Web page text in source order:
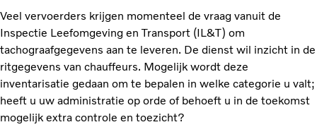
Veel vervoerders krijgen momenteel de vraag vanuit de
Inspectie Leefomgeving en Transport (IL&T) om
tachograafgegevens aan te leveren. De dienst wil inzicht in de
ritgegevens van chauffeurs. Mogelijk wordt deze
inventarisatie gedaan om te bepalen in welke categorie u valt;
heeft u uw administratie op orde of behoeft u in de toekomst
mogelijk extra controle en toezicht?